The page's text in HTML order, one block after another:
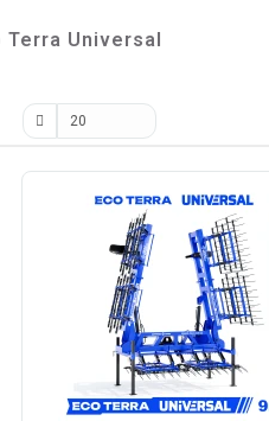
Terra Universal